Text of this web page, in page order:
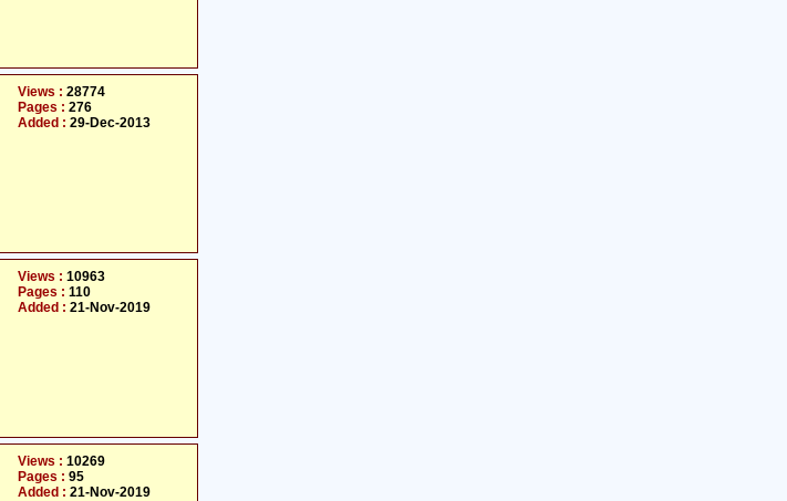
Views : 28774
Pages : 276
Added : 29-Dec-2013
Views : 10963
Pages : 110
Added : 21-Nov-2019
Views : 10269
Pages : 95
Added : 21-Nov-2019